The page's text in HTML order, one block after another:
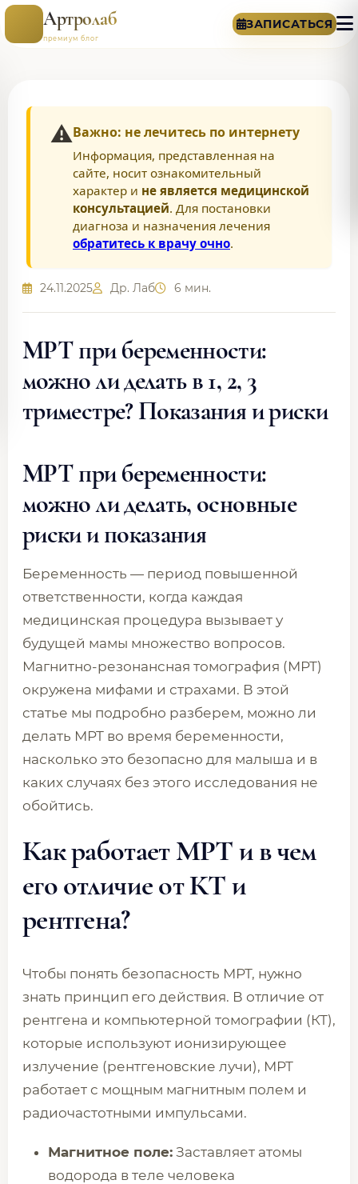
Артролаб
премиум блог
ЗАПИСАТЬСЯ
⚠️Важно: не лечитесь по интернету
Информация, представленная на
сайте, носит ознакомительный
характер и не является медицинской
консультацией. Для постановки
диагноза и назначения лечения
обратитесь к врачу очно.
24.11.2025 Др. Лаб 6 мин.
МРТ при беременности:
можно ли делать в 1, 2, 3
триместре? Показания и риски
МРТ при беременности:
можно ли делать, основные
риски и показания
Беременность — период повышенной
ответственности, когда каждая
медицинская процедура вызывает у
будущей мамы множество вопросов.
Магнитно-резонансная томография (МРТ)
окружена мифами и страхами. В этой
статье мы подробно разберем, можно ли
делать МРТ во время беременности,
насколько это безопасно для малыша и в
каких случаях без этого исследования не
обойтись.
Как работает МРТ и в чем
его отличие от КТ и
рентгена?
Чтобы понять безопасность МРТ, нужно
знать принцип его действия. В отличие от
рентгена и компьютерной томографии (КТ),
которые используют ионизирующее
излучение (рентгеновские лучи), МРТ
работает с мощным магнитным полем и
радиочастотными импульсами.
Магнитное поле: Заставляет атомы
водорода в теле человека